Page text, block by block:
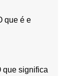
que é e
que significa